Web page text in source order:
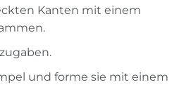
Kanten mit einem
und forme sie mit einem